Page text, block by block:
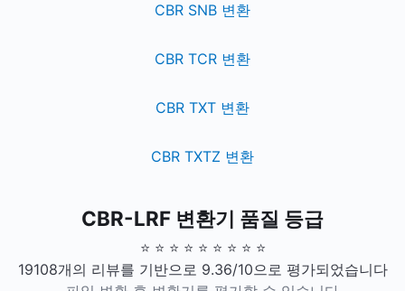
CBR SNB 변환
CBR TCR 변환
CBR TXT 변환
CBR TXTZ 변환
CBR-LRF 변환기 품질 등급
⭐ ⭐ ⭐ ⭐ ⭐ ⭐ ⭐ ⭐ ⭐
19108개의 리뷰를 기반으로 9.36/10으로 평가되었습니다